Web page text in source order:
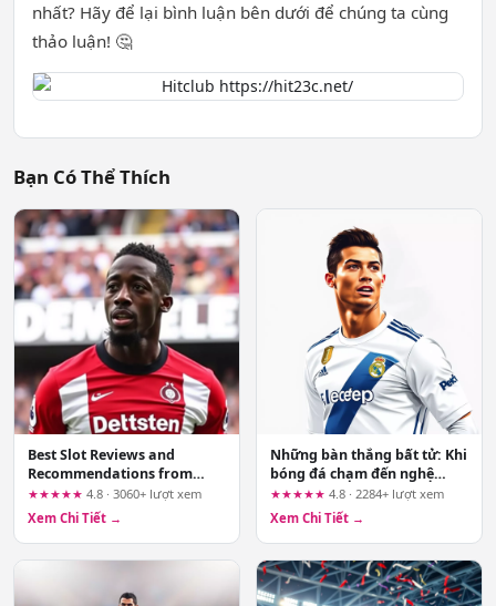
nhất? Hãy để lại bình luận bên dưới để chúng ta cùng
thảo luận! 🤔
Bạn Có Thể Thích
Best Slot Reviews and
Recommendations from
99ok.mba – Who Should Use
Them and Why
★★★★★ 4.8 · 3060+ lượt xem
Xem Chi Tiết →
Những bàn thắng bất tử: Khi
bóng đá chạm đến nghệ
thuật
★★★★★ 4.8 · 2284+ lượt xem
Xem Chi Tiết →